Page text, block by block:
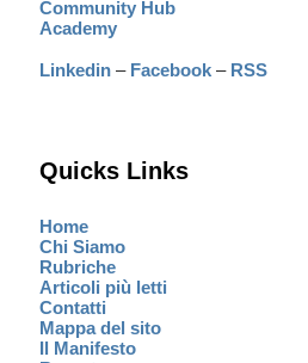
Community Hub
Academy
Linkedin – Facebook – RSS
Quicks Links
Home
Chi Siamo
Rubriche
Articoli più letti
Contatti
Mappa del sito
Il Manifesto